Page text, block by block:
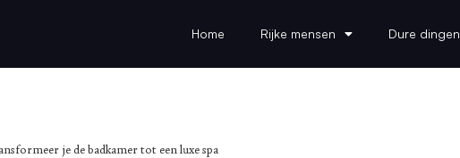
Home Rijke mensen Dure dingen
je de badkamer tot een luxe spa